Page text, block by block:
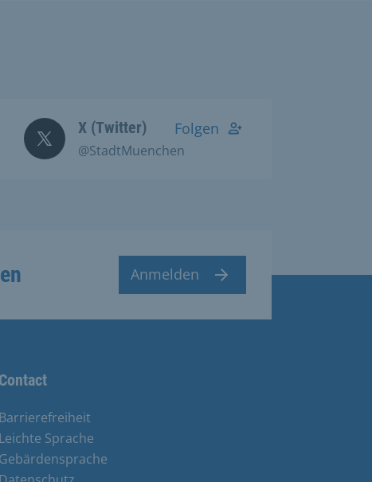
X (Twitter)
@StadtMuenchen
Folgen
Anmelden
Contact
Barrierefreiheit
Leichte Sprache
Gebärdensprache